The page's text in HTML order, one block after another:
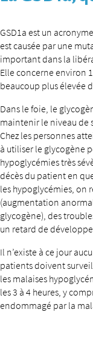
GSD1a est un
est causée par une
important dans la
Elle concerne environ
beaucoup plus élevée
Dans le foie, le
maintenir le niveau de
Chez les personnes
à utiliser le glycogène
hypoglycémies très
décès du patient en
les hypoglycémies, on
(augmentation
glycogène), des
un retard de
Il n’existe à ce jour
patients doivent
les malaises
les 3 à 4 heures, y
endommagé par la